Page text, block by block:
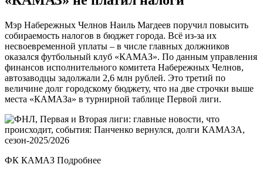
Мэр Набережных Челнов Наиль Магдеев поручил повысить
собираемость налогов в бюджет города. Всё из-за их
несвоевременной уплаты – в числе главных должников
оказался футбольный клуб «КАМАЗ». По данным управления
финансов исполнительного комитета Набережных Челнов,
автозаводцы задолжали 2,6 млн рублей. Это третий по
величине долг городскому бюджету, что на две строчки выше
места «КАМАЗа» в турнирной таблице Первой лиги.
ФК КАМАЗ Подробнее